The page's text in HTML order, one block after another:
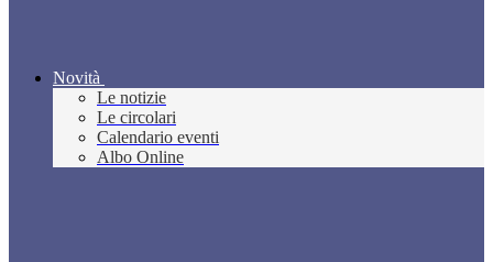
Novità
Le notizie
Le circolari
Calendario eventi
Albo Online